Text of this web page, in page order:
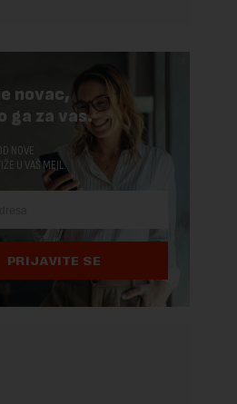
novac,
ga za vas.
NOVE
U VAŠ MEJL.
PRIJAVITE SE